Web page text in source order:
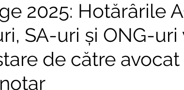
2025: Hotărârile
SA-uri și ONG-uri
de către avocat